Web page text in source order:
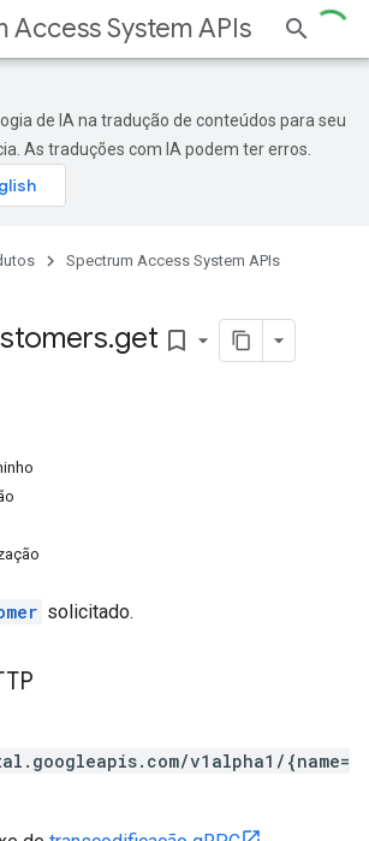
Access System APIs
de IA na tradução de conteúdos para seu
As traduções com IA podem ter erros.
Spectrum Access System APIs
.get bookmark_border
solicitado.
v1alpha1/{name=